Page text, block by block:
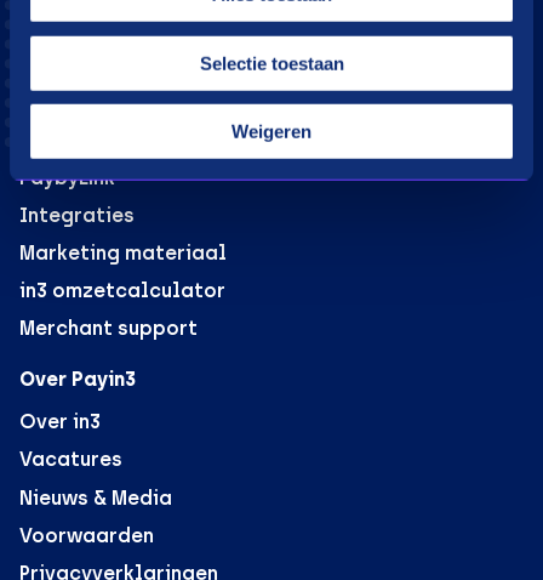
Selectie toestaan
Weigeren
Moeite met betalen?
in3 voor webshops
B2B verkoop voor webshops
PaybyLink
Integraties
Marketing materiaal
in3 omzetcalculator
Merchant support
Over Payin3
Over in3
Vacatures
Nieuws & Media
Voorwaarden
Privacyverklaringen